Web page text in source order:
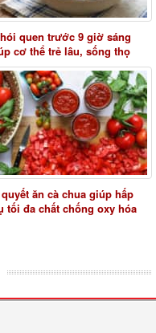
quen trước 9 giờ sáng
cơ thể trẻ lâu, sống thọ
ăn cà chua giúp hấp
tối đa chất chống oxy hóa